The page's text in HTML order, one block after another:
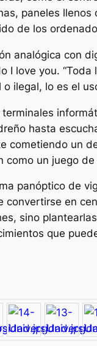
paneles
de los
analógica con
I love you.
ilegal, lo es el
hasta
cometiendo un
como un juego
panóptico de
convertirse en
sino
que